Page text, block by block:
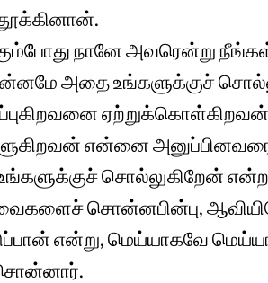
நானே அவரென்று நீங்கள்
அதை உங்களுக்குச்
என்னை
சொல்லுகிறேன்
சொன்னபின்பு,
என்று, மெய்யாகவே